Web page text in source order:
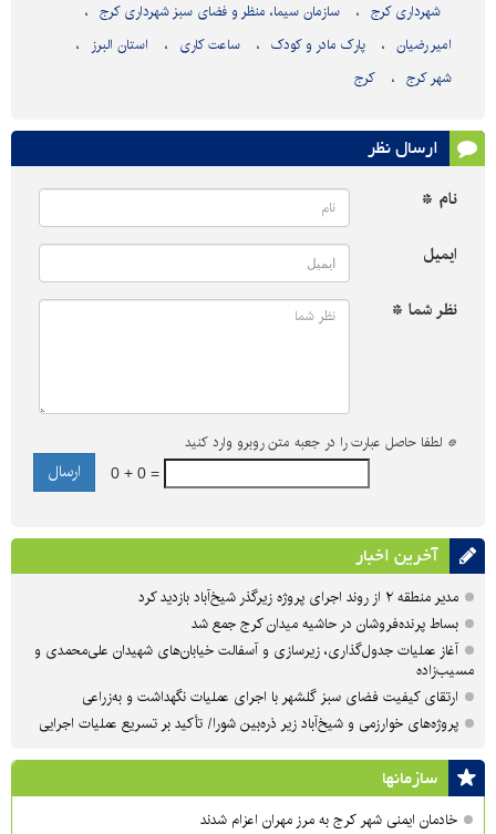
شهرداری کرج
سازمان سیما، منظر و فضای سبز شهرداری کرج
امیر رضیان
پارک مادر و کودک ساعت کاری
استان البرز
شهر کرج
کرج
ارسال نظر
نام *
ایمیل
نظر شما *
* لطفا حاصل عبارت را در جعبه متن روبرو وارد کنید
0 + 0 =
آخرین اخبار
مدیر منطقه ۲ از روند اجرای پروژه زیرگذر شیخ‌آباد بازدید کرد
بساط پرنده‌فروشان در حاشیه میدان کرج جمع شد
آغاز عملیات جدول‌گذاری، زیرسازی و آسفالت خیابان‌های شهیدان علی‌محمدی و
مسیب‌زاده
ارتقای کیفیت فضای سبز گلشهر با اجرای عملیات نگهداشت و به‌زراعی
پروژه‌های خوارزمی و شیخ‌آباد زیر ذره‌بین شورا/ تأکید بر تسریع عملیات اجرایی
سازمان‎ها
خادمان ایمنی شهر کرج به مرز مهران اعزام شدند